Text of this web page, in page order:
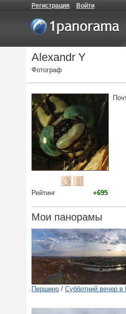
Регистрация Войти
Alexandr Y
Фотограф
Рейтинг +695
Мои панорамы
Першино / Субботний вечер